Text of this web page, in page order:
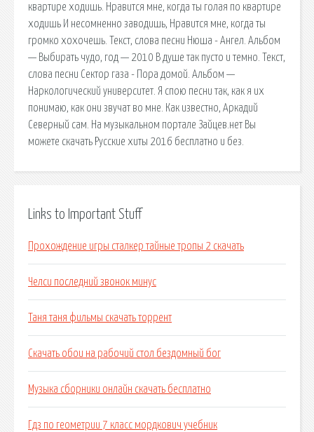
квартире ходишь. Нравится мне, когда ты голая по квартире
ходишь И несомненно заводишь, Нравится мне, когда ты
громко хохочешь. Текст, слова песни Нюша - Ангел. Альбом
— Выбирать чудо, год — 2010 В душе так пусто и темно. Текст,
слова песни Сектор газа - Пора домой. Альбом —
Наркологический университет. Я спою песни так, как я их
понимаю, как они звучат во мне. Как известно, Аркадий
Северный сам. На музыкальном портале Зайцев.нет Вы
можете скачать Русские хиты 2016 бесплатно и без.
Links to Important Stuff
Прохождение игры сталкер тайные тропы 2 скачать
Челси последний звонок минус
Таня таня фильмы скачать торрент
Скачать обои на рабочий стол бездомный бог
Музыка сборники онлайн скачать бесплатно
Гдз по геометрии 7 класс мордкович учебник